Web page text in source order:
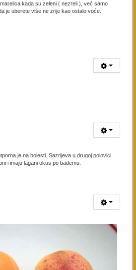
kada su zeleni ( nezreli ), već samo
je uberete više ne zrije kao ostalo voće.
je na bolesti. Sazrijeva u drugoj polovici
i imaju lagani okus po bademu.